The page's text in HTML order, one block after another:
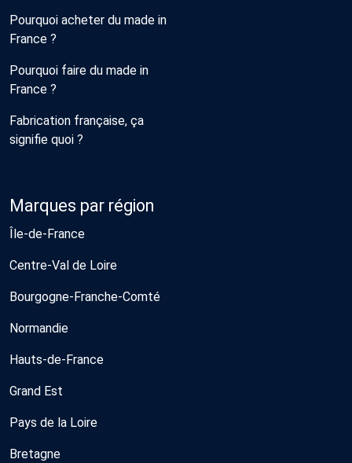
Pourquoi acheter du made in
France ?
Pourquoi faire du made in
France ?
Fabrication française, ça
signifie quoi ?
Marques par région
Île-de-France
Centre-Val de Loire
Bourgogne-Franche-Comté
Normandie
Hauts-de-France
Grand Est
Pays de la Loire
Bretagne